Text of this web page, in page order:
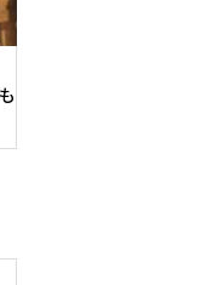
プロ級に仕上がる「3段